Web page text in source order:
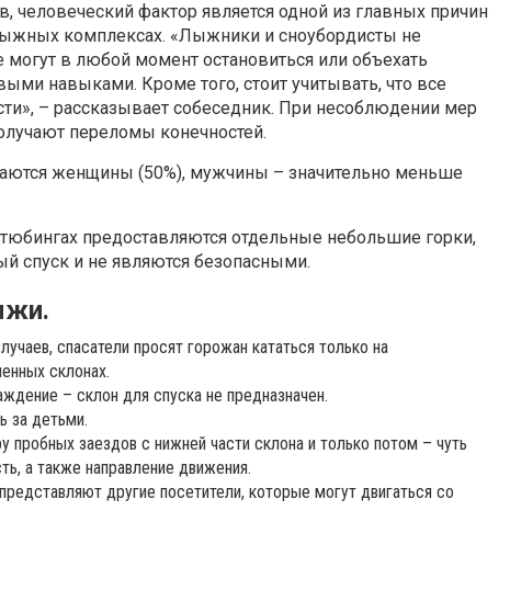
человеческий фактор является одной из главных причин
комплексах. «Лыжники и сноубордисты не
в любой момент остановиться или объехать
навыками. Кроме того, стоит учитывать, что все
– рассказывает собеседник. При несоблюдении мер
переломы конечностей.
женщины (50%), мужчины – значительно меньше
предоставляются отдельные небольшие горки,
спуск и не являются безопасными.
спасатели просят горожан кататься только на
склонах.
– склон для спуска не предназначен.
за детьми.
пробных заездов с нижней части склона и только потом – чуть
а также направление движения.
другие посетители, которые могут двигаться со